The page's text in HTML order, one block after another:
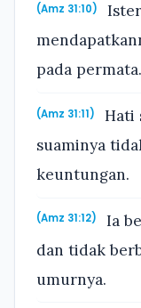
(Amz 31:10)
pada permata.
(Amz 31:11)
Hati
suaminya
keuntungan.
(Amz 31:12)
Ia
dan tidak
umurnya.